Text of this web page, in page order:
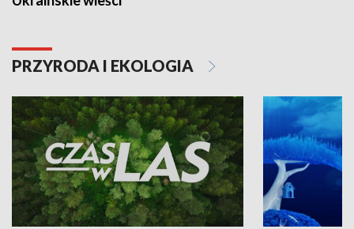
PRZYRODA I EKOLOGIA